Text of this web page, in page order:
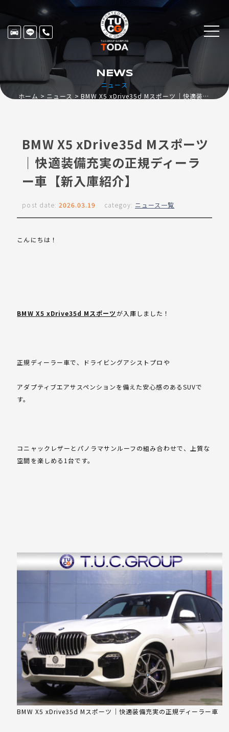
ニュース
NEWS
ホーム ニュース BMW X5 xDrive35d Mスポーツ｜快適装備充実の正規ディーラー車【新入庫紹介】
BMW X5 xDrive35d Mスポーツ
｜快適装備充実の正規ディーラ
ー車【新入庫紹介】
post date: 2026.03.19 categoy: ニュース一覧
こんにちは！
BMW X5 xDrive35d Mスポーツが入庫しました！
正規ディーラー車で、ドライビングアシストプロや
アダプティブエアサスペンションを備えた安心感のあるSUVで
す。
コニャックレザーとパノラマサンルーフの組み合わせで、上質な
空間を楽しめる1台です。
BMW X5 xDrive35d Mスポーツ｜快適装備充実の正規ディーラー車